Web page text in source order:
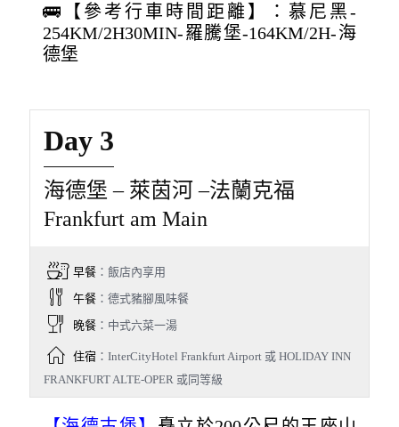
🚌【參考行車時間距離】：慕尼黑-
254KM/2H30MIN-羅騰堡-164KM/2H-海
德堡
Day 3
海德堡 – 萊茵河 –法蘭克福
Frankfurt am Main
早餐：飯店內享用
午餐：德式豬腳風味餐
晚餐：中式六菜一湯
住宿：InterCityHotel Frankfurt Airport 或 HOLIDAY INN
FRANKFURT ALTE-OPER 或同等級